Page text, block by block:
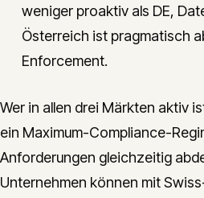
weniger proaktiv als DE,
Österreich ist pragmatisch
Enforcement.
Wer in allen drei Märkten aktiv
ein Maximum-Compliance-
Anforderungen gleichzeitig
Unternehmen können mit